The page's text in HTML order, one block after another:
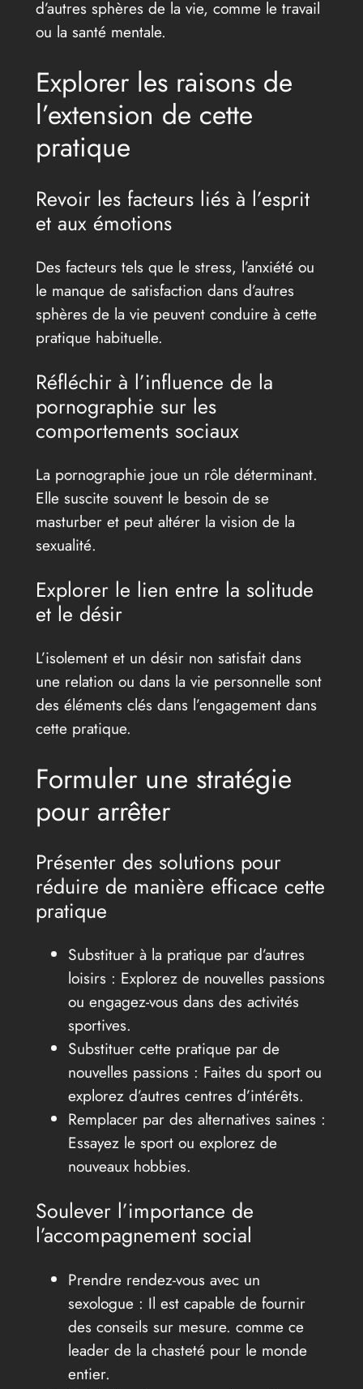
d’autres sphères de la vie, comme le travail
ou la santé mentale.
Explorer les raisons de
l’extension de cette
pratique
Revoir les facteurs liés à l’esprit
et aux émotions
Des facteurs tels que le stress, l’anxiété ou
le manque de satisfaction dans d’autres
sphères de la vie peuvent conduire à cette
pratique habituelle.
Réfléchir à l’influence de la
pornographie sur les
comportements sociaux
La pornographie joue un rôle déterminant.
Elle suscite souvent le besoin de se
masturber et peut altérer la vision de la
sexualité.
Explorer le lien entre la solitude
et le désir
L’isolement et un désir non satisfait dans
une relation ou dans la vie personnelle sont
des éléments clés dans l’engagement dans
cette pratique.
Formuler une stratégie
pour arrêter
Présenter des solutions pour
réduire de manière efficace cette
pratique
Substituer à la pratique par d’autres
loisirs : Explorez de nouvelles passions
ou engagez-vous dans des activités
sportives.
Substituer cette pratique par de
nouvelles passions : Faites du sport ou
explorez d’autres centres d’intérêts.
Remplacer par des alternatives saines :
Essayez le sport ou explorez de
nouveaux hobbies.
Soulever l’importance de
l’accompagnement social
Prendre rendez-vous avec un
sexologue : Il est capable de fournir
des conseils sur mesure. comme ce
leader de la chasteté pour le monde
entier.